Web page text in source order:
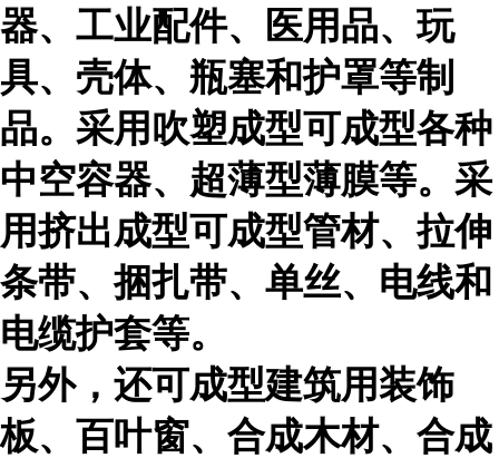
器、工业配件、医用品、玩
具、壳体、瓶塞和护罩等制
品。采用吹塑成型可成型各种
中空容器、超薄型薄膜等。采
用挤出成型可成型管材、拉伸
条带、捆扎带、单丝、电线和
电缆护套等。
另外，还可成型建筑用装饰
板、百叶窗、合成木材、合成